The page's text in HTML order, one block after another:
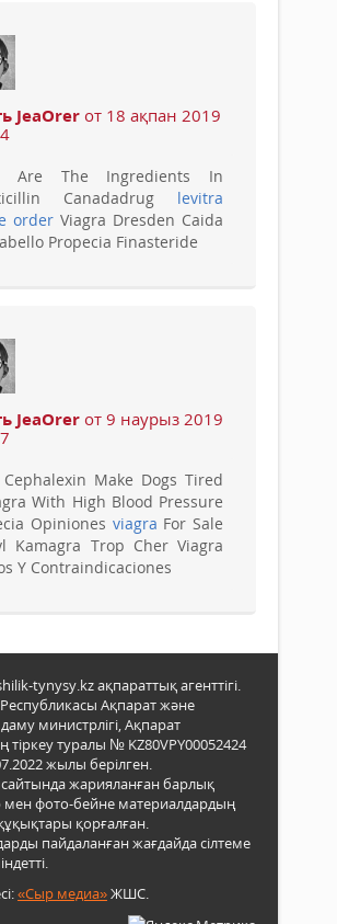
JeaOrer от 18 ақпан 2019
Are The Ingredients In
Canadadrug levitra
order Viagra Dresden Caida
Propecia Finasteride
JeaOrer от 9 наурыз 2019
Cephalexin Make Dogs Tired
With High Blood Pressure
Opiniones viagra For Sale
Kamagra Trop Cher Viagra
Y Contraindicaciones
tynysy.kz ақпараттық агенттігі.
Ақпарат және
министрлігі, Ақпарат
тіркеу туралы № KZ80VPY00052424
жылы берілген.
сайтында жарияланған барлық
мен фото-бейне материалдардың
қорғалған.
пайдаланған жағдайда сілтеме
«Сыр медиа»ЖШС.